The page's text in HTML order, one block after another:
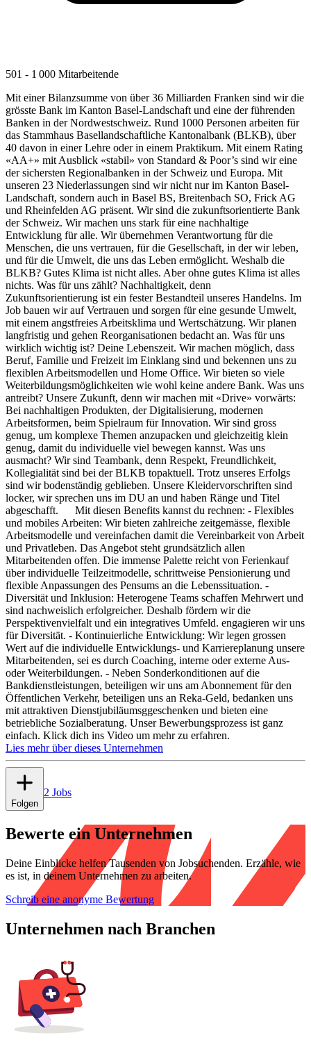
501 - 1 000 Mitarbeitende
Mit einer Bilanzsumme von über 36 Milliarden Franken sind wir die
grösste Bank im Kanton Basel-Landschaft und eine der führenden
Banken in der Nordwestschweiz. Rund 1000 Personen arbeiten für
das Stammhaus Basellandschaftliche Kantonalbank (BLKB), über
40 davon in einer Lehre oder in einem Praktikum. Mit einem Rating
«AA+» mit Ausblick «stabil» von Standard & Poor’s sind wir eine
der sichersten Regionalbanken in der Schweiz und Europa. Mit
unseren 23 Niederlassungen sind wir nicht nur im Kanton Basel-
Landschaft, sondern auch in Basel BS, Breitenbach SO, Frick AG
und Rheinfelden AG präsent. Wir sind die zukunftsorientierte Bank
der Schweiz. Wir machen uns stark für eine nachhaltige
Entwicklung für alle. Wir übernehmen Verantwortung für die
Menschen, die uns vertrauen, für die Gesellschaft, in der wir leben,
und für die Umwelt, die uns das Leben ermöglicht. Weshalb die
BLKB? Gutes Klima ist nicht alles. Aber ohne gutes Klima ist alles
nichts. Was für uns zählt? Nachhaltigkeit, denn
Zukunftsorientierung ist ein fester Bestandteil unseres Handelns. Im
Job bauen wir auf Vertrauen und sorgen für eine gesunde Umwelt,
mit einem angstfreies Arbeitsklima und Wertschätzung. Wir planen
langfristig und gehen Reorganisationen bedacht an. Was für uns
wirklich wichtig ist? Deine Lebenszeit. Wir machen möglich, dass
Beruf, Familie und Freizeit im Einklang sind und bekennen uns zu
flexiblen Arbeitsmodellen und Home Office. Wir bieten so viele
Weiterbildungsmöglichkeiten wie wohl keine andere Bank. Was uns
antreibt? Unsere Zukunft, denn wir machen mit «Drive» vorwärts:
Bei nachhaltigen Produkten, der Digitalisierung, modernen
Arbeitsformen, beim Spielraum für Innovation. Wir sind gross
genug, um komplexe Themen anzupacken und gleichzeitig klein
genug, damit du individuelle viel bewegen kannst. Was uns
ausmacht? Wir sind Teambank, denn Respekt, Freundlichkeit,
Kollegialität sind bei der BLKB topaktuell. Trotz unseres Erfolgs
sind wir bodenständig geblieben. Unsere Kleidervorschriften sind
locker, wir sprechen uns im DU an und haben Ränge und Titel
abgeschafft. Mit diesen Benefits kannst du rechnen: - Flexibles
und mobiles Arbeiten: Wir bieten zahlreiche zeitgemässe, flexible
Arbeitsmodelle und vereinfachen damit die Vereinbarkeit von Arbeit
und Privatleben. Das Angebot steht grundsätzlich allen
Mitarbeitenden offen. Die immense Palette reicht von Ferienkauf
über individuelle Teilzeitmodelle, schrittweise Pensionierung und
flexible Anpassungen des Pensums an die Lebenssituation. -
Diversität und Inklusion: Heterogene Teams schaffen Mehrwert und
sind nachweislich erfolgreicher. Deshalb fördern wir die
Perspektivenvielfalt und ein integratives Umfeld. engagieren wir uns
für Diversität. - Kontinuierliche Entwicklung: Wir legen grossen
Wert auf die individuelle Entwicklungs- und Karriereplanung unsere
Mitarbeitenden, sei es durch Coaching, interne oder externe Aus-
oder Weiterbildungen. - Neben Sonderkonditionen auf die
Bankdienstleistungen, beteiligen wir uns am Abonnement für den
Öffentlichen Verkehr, beteiligen uns an Reka-Geld, bedanken uns
mit attraktiven Dienstjubiläumsggeschenken und bieten eine
betriebliche Sozialberatung. Unser Bewerbungsprozess ist ganz
einfach. Klick dich ins Video um mehr zu erfahren.
Lies mehr über dieses Unternehmen
Folgen
2 Jobs
Bewerte ein Unternehmen
Deine Einblicke helfen Tausenden von Jobsuchenden. Erzähle, wie
es ist, in deinem Unternehmen zu arbeiten.
Schreib eine anonyme Bewertung
Unternehmen nach Branchen